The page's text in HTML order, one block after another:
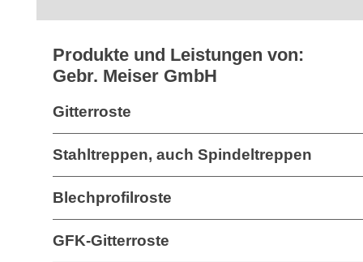
Produkte und Leistungen von:
Gebr. Meiser GmbH
Gitterroste
Stahltreppen, auch Spindeltreppen
Blechprofilroste
GFK-Gitterroste